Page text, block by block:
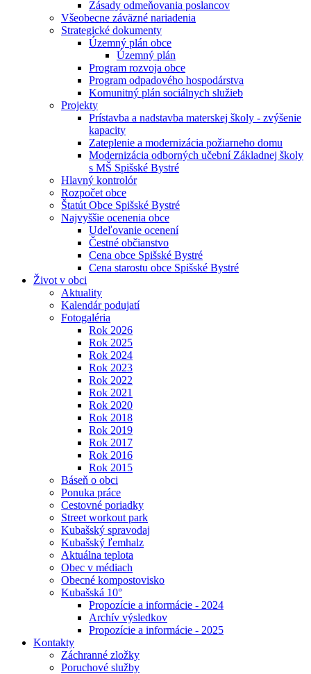
Zásady odmeňovania poslancov
Všeobecne záväzné nariadenia
Strategické dokumenty
Územný plán obce
Územný plán
Program rozvoja obce
Program odpadového hospodárstva
Komunitný plán sociálnych služieb
Projekty
Prístavba a nadstavba materskej školy - zvýšenie
kapacity
Zateplenie a modernizácia požiarneho domu
Modernizácia odborných učební Základnej školy
s MŠ Spišské Bystré
Hlavný kontrolór
Rozpočet obce
Štatút Obce Spišské Bystré
Najvyššie ocenenia obce
Udeľovanie ocenení
Čestné občianstvo
Cena obce Spišské Bystré
Cena starostu obce Spišské Bystré
Život v obci
Aktuality
Kalendár podujatí
Fotogaléria
Rok 2026
Rok 2025
Rok 2024
Rok 2023
Rok 2022
Rok 2021
Rok 2020
Rok 2018
Rok 2019
Rok 2017
Rok 2016
Rok 2015
Báseň o obci
Ponuka práce
Cestovné poriadky
Street workout park
Kubašský spravodaj
Kubašský ľemhalz
Aktuálna teplota
Obec v médiach
Obecné kompostovisko
Kubašská 10°
Propozície a informácie - 2024
Archív výsledkov
Propozície a informácie - 2025
Kontakty
Záchranné zložky
Poruchové služby